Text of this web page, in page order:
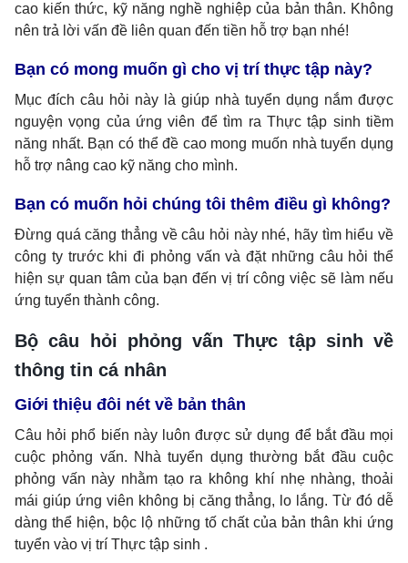
cao kiến thức, kỹ năng nghề nghiệp của bản thân. Không
nên trả lời vấn đề liên quan đến tiền hỗ trợ bạn nhé!
Bạn có mong muốn gì cho vị trí thực tập này?
Mục đích câu hỏi này là giúp nhà tuyển dụng nắm được
nguyện vọng của ứng viên để tìm ra Thực tập sinh tiềm
năng nhất. Bạn có thể đề cao mong muốn nhà tuyển dụng
hỗ trợ nâng cao kỹ năng cho mình.
Bạn có muốn hỏi chúng tôi thêm điều gì không?
Đừng quá căng thẳng về câu hỏi này nhé, hãy tìm hiểu về
công ty trước khi đi phỏng vấn và đặt những câu hỏi thể
hiện sự quan tâm của bạn đến vị trí công việc sẽ làm nếu
ứng tuyển thành công.
Bộ câu hỏi phỏng vấn Thực tập sinh về
thông tin cá nhân
Giới thiệu đôi nét về bản thân
Câu hỏi phổ biến này luôn được sử dụng để bắt đầu mọi
cuộc phỏng vấn. Nhà tuyển dụng thường bắt đầu cuộc
phỏng vấn này nhằm tạo ra không khí nhẹ nhàng, thoải
mái giúp ứng viên không bị căng thẳng, lo lắng. Từ đó dễ
dàng thể hiện, bộc lộ những tố chất của bản thân khi ứng
tuyển vào vị trí Thực tập sinh .